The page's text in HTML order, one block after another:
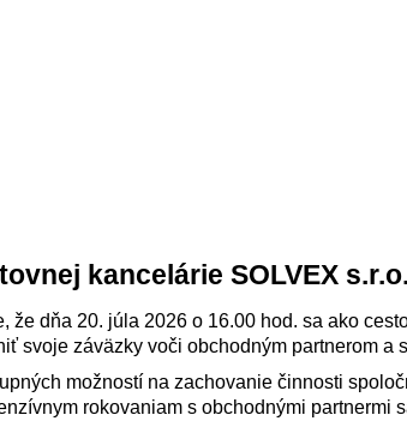
kancelárie SOLVEX s.r.o.
že dňa 20. júla 2026 o 16.00 hod. sa ako
svoje záväzky voči obchodným partnerom a
možností na zachovanie činnosti
rokovaniam s obchodnými partnermi